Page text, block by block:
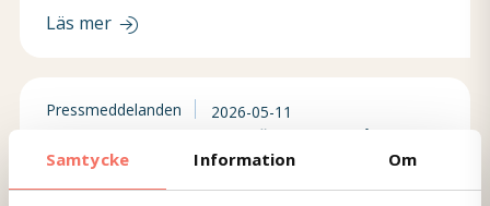
Samtycke Information Om
Läs mer
Pressmeddelanden 2026-05-11
Bergkvara Group stärker ledning och
affärskapacitet
Bergkvara Group genomför nu organisatoriska